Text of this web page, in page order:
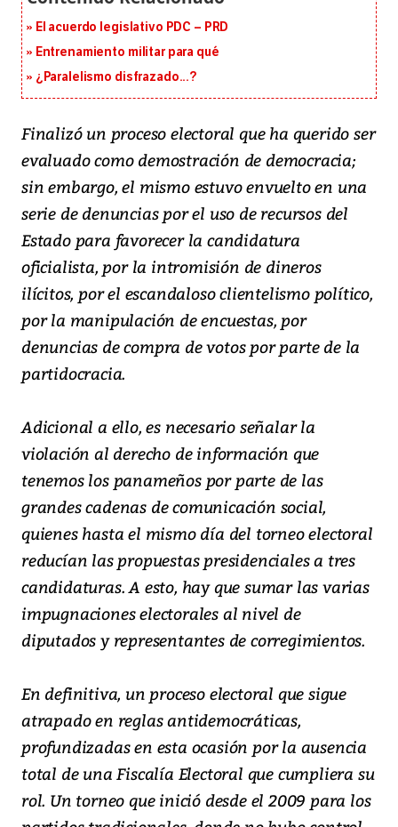
El acuerdo legislativo PDC – PRD
Entrenamiento militar para qué
¿Paralelismo disfrazado...?
Finalizó un proceso electoral que ha querido ser
evaluado como demostración de democracia;
sin embargo, el mismo estuvo envuelto en una
serie de denuncias por el uso de recursos del
Estado para favorecer la candidatura
oficialista, por la intromisión de dineros
ilícitos, por el escandaloso clientelismo político,
por la manipulación de encuestas, por
denuncias de compra de votos por parte de la
partidocracia.
Adicional a ello, es necesario señalar la
violación al derecho de información que
tenemos los panameños por parte de las
grandes cadenas de comunicación social,
quienes hasta el mismo día del torneo electoral
reducían las propuestas presidenciales a tres
candidaturas. A esto, hay que sumar las varias
impugnaciones electorales al nivel de
diputados y representantes de corregimientos.
En definitiva, un proceso electoral que sigue
atrapado en reglas antidemocráticas,
profundizadas en esta ocasión por la ausencia
total de una Fiscalía Electoral que cumpliera su
rol. Un torneo que inició desde el 2009 para los